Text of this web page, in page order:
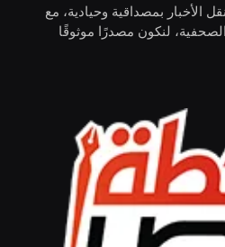
بمصداقية وحيادية، مع
الصحفية، لنكون مصدرًا موثوقًا